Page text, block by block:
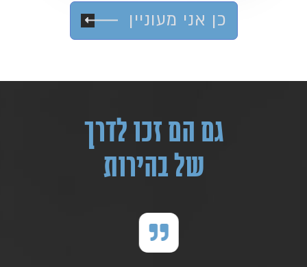
כן אני מעוניין
גם הם זכו לדרך
של בהירות